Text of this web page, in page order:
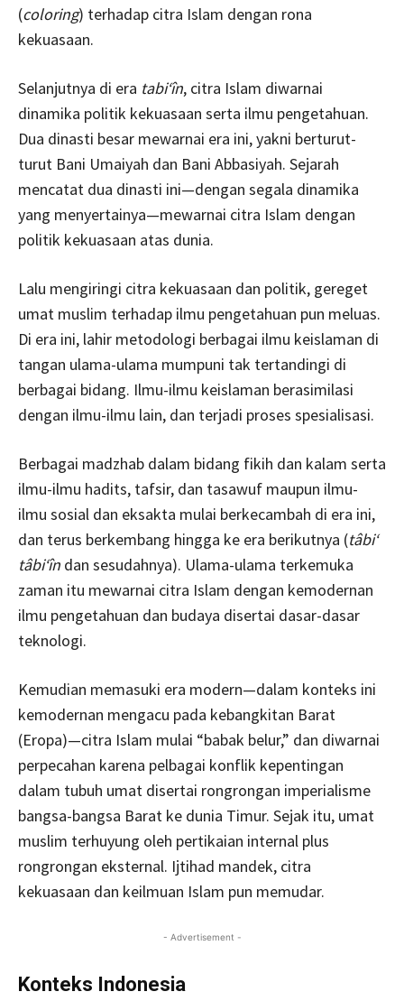
(coloring) terhadap citra Islam dengan rona
kekuasaan.
Selanjutnya di era tabi‘în, citra Islam diwarnai
dinamika politik kekuasaan serta ilmu pengetahuan.
Dua dinasti besar mewarnai era ini, yakni berturut-
turut Bani Umaiyah dan Bani Abbasiyah. Sejarah
mencatat dua dinasti ini—dengan segala dinamika
yang menyertainya—mewarnai citra Islam dengan
politik kekuasaan atas dunia.
Lalu mengiringi citra kekuasaan dan politik, gereget
umat muslim terhadap ilmu pengetahuan pun meluas.
Di era ini, lahir metodologi berbagai ilmu keislaman di
tangan ulama-ulama mumpuni tak tertandingi di
berbagai bidang. Ilmu-ilmu keislaman berasimilasi
dengan ilmu-ilmu lain, dan terjadi proses spesialisasi.
Berbagai madzhab dalam bidang fikih dan kalam serta
ilmu-ilmu hadits, tafsir, dan tasawuf maupun ilmu-
ilmu sosial dan eksakta mulai berkecambah di era ini,
dan terus berkembang hingga ke era berikutnya (tâbi‘
tâbi‘în dan sesudahnya). Ulama-ulama terkemuka
zaman itu mewarnai citra Islam dengan kemodernan
ilmu pengetahuan dan budaya disertai dasar-dasar
teknologi.
Kemudian memasuki era modern—dalam konteks ini
kemodernan mengacu pada kebangkitan Barat
(Eropa)—citra Islam mulai “babak belur,” dan diwarnai
perpecahan karena pelbagai konflik kepentingan
dalam tubuh umat disertai rongrongan imperialisme
bangsa-bangsa Barat ke dunia Timur. Sejak itu, umat
muslim terhuyung oleh pertikaian internal plus
rongrongan eksternal. Ijtihad mandek, citra
kekuasaan dan keilmuan Islam pun memudar.
- Advertisement -
Konteks Indonesia